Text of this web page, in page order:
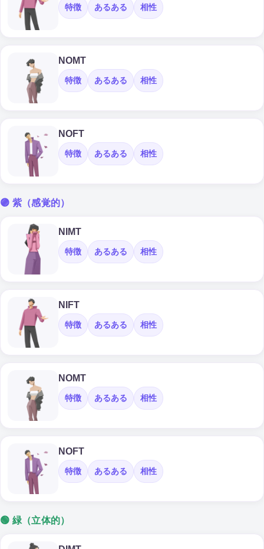
特徴 あるある 相性
NOMT
特徴 あるある 相性
NOFT
特徴 あるある 相性
🟣 紫（感覚的）
NIMT
特徴 あるある 相性
NIFT
特徴 あるある 相性
NOMT
特徴 あるある 相性
NOFT
特徴 あるある 相性
🟢 緑（立体的）